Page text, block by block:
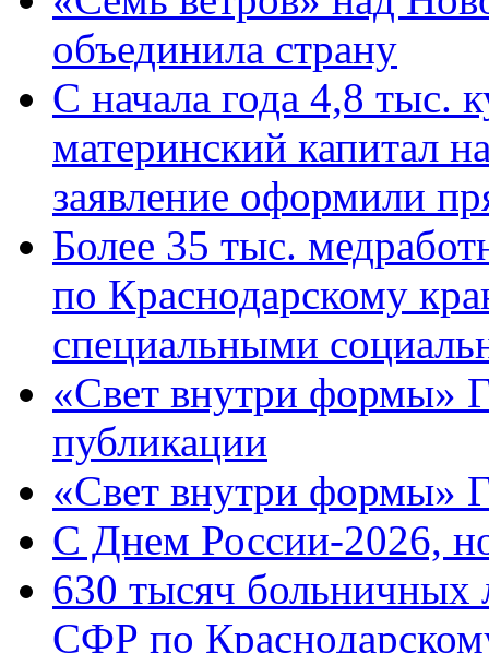
объединила страну
С начала года 4,8 тыс.
материнский капитал
заявление оформили
Более 35 тыс.
по Краснодарскому
специальными
«Свет внутри формы»
публикации
«Свет внутри формы»
C Днем России-2026,
630 тысяч больничных
СФР по